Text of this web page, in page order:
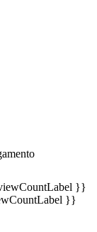
}}
}}